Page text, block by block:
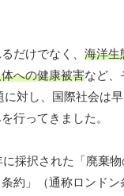
だけでなく、 海洋生
への健康被害など、
対し、国際社会は
行ってきました。
採択された「廃棄
約」（通称ロンドン